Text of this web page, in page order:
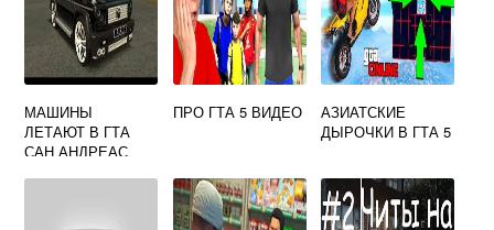
МАШИНЫ
ЛЕТАЮТ В ГТА
САН АНДРЕАС
ПРО ГТА 5 ВИДЕО
АЗИАТСКИЕ
ДЫРОЧКИ В ГТА 5